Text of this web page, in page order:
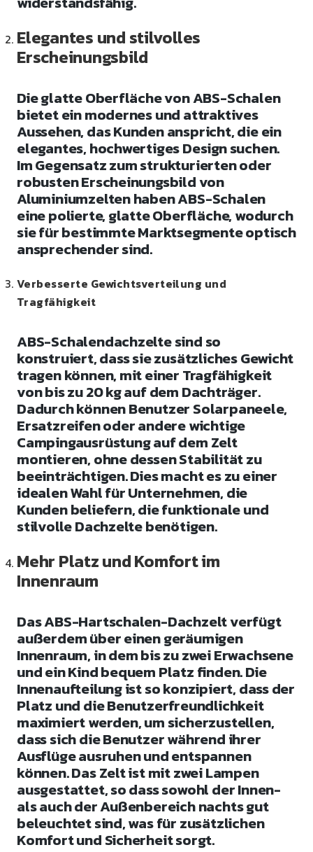
Elegantes und stilvolles
Erscheinungsbild
Die glatte Oberfläche von ABS-Schalen
bietet ein modernes und attraktives
Aussehen, das Kunden anspricht, die ein
elegantes, hochwertiges Design suchen.
Im Gegensatz zum strukturierten oder
robusten Erscheinungsbild von
Aluminiumzelten haben ABS-Schalen
eine polierte, glatte Oberfläche, wodurch
sie für bestimmte Marktsegmente optisch
ansprechender sind.
Verbesserte Gewichtsverteilung und
Tragfähigkeit
ABS-Schalendachzelte sind so
konstruiert, dass sie zusätzliches Gewicht
tragen können, mit einer Tragfähigkeit
von bis zu 20 kg auf dem Dachträger.
Dadurch können Benutzer Solarpaneele,
Ersatzreifen oder andere wichtige
Campingausrüstung auf dem Zelt
montieren, ohne dessen Stabilität zu
beeinträchtigen. Dies macht es zu einer
idealen Wahl für Unternehmen, die
Kunden beliefern, die funktionale und
stilvolle Dachzelte benötigen.
Mehr Platz und Komfort im
Innenraum
Das ABS-Hartschalen-Dachzelt verfügt
außerdem über einen geräumigen
Innenraum, in dem bis zu zwei Erwachsene
und ein Kind bequem Platz finden. Die
Innenaufteilung ist so konzipiert, dass der
Platz und die Benutzerfreundlichkeit
maximiert werden, um sicherzustellen,
dass sich die Benutzer während ihrer
Ausflüge ausruhen und entspannen
können. Das Zelt ist mit zwei Lampen
ausgestattet, so dass sowohl der Innen-
als auch der Außenbereich nachts gut
beleuchtet sind, was für zusätzlichen
Komfort und Sicherheit sorgt.